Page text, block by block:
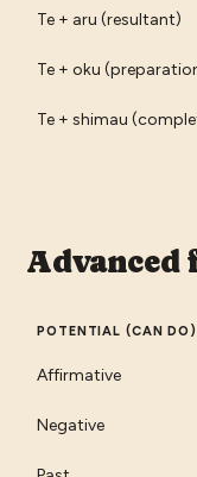
Te + aru (resultant)
Te + oku
Te + shimau
Advanced
POTENTIAL (CAN DO)
Affirmative
Negative